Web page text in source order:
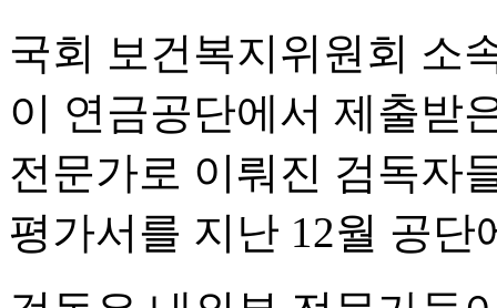
국회 보건복지위원회 소
이 연금공단에서 제출받
전문가로 이뤄진 검독자
평가서를 지난 12월 공단